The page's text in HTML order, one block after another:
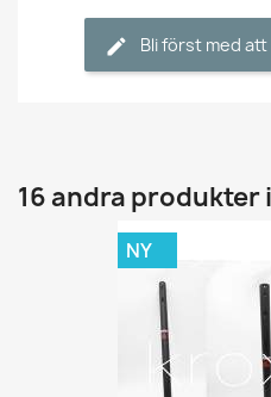
Bli först med
16 andra produkter
NY